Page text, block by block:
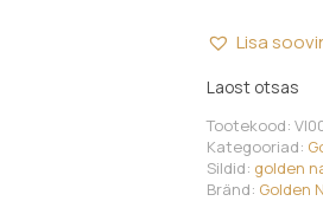
Lisa
Laost otsas
Tootekood:
Kategooriad:
Sildid: golden
Bränd: Golden